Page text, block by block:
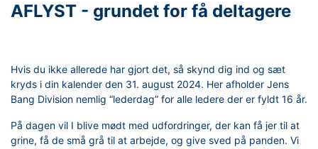
AFLYST - grundet for få deltagere
Hvis du ikke allerede har gjort det, så skynd dig ind og sæt
kryds i din kalender den 31. august 2024. Her afholder Jens
Bang Division nemlig “lederdag” for alle ledere der er fyldt 16 år.
På dagen vil I blive mødt med udfordringer, der kan få jer til at
grine, få de små grå til at arbejde, og give sved på panden. Vi